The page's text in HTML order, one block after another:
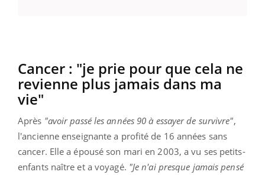
Cancer : "je prie pour que cela ne
revienne plus jamais dans ma
vie"
Après "avoir passé les années 90 à essayer de survivre",
l'ancienne enseignante a profité de 16 années sans
cancer. Elle a épousé son mari en 2003, a vu ses petits-
enfants naître et a voyagé. "Je n'ai presque jamais pensé